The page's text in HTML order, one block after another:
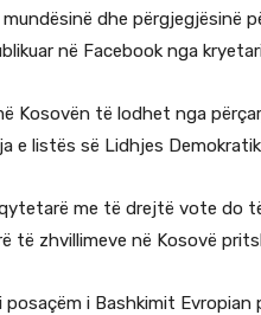
mundësinë dhe përgjegjësinë
në Facebook nga
Kosovën të lodhet nga
e listës së Lidhjes
me të drejtë vote do
të zhvillimeve në Kosovë
posaçëm i Bashkimit